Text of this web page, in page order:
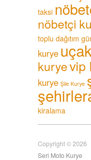
taksi
nöbetçi
toplu dağıtım
kurye
kuryevip
kurye Şile Kurye
kiralama
Copyright © 2026
Seri Moto Kurye